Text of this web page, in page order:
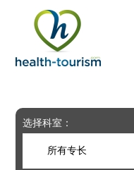
includes
system.
选择科室：
所有专长